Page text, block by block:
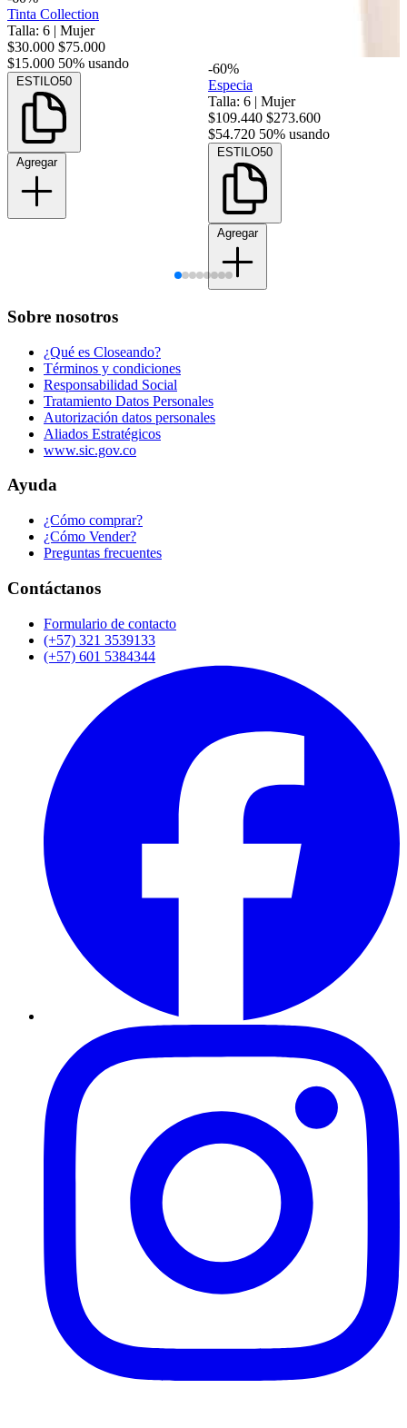
Tinta Collection
Talla: 6 | Mujer
$30.000 $75.000
$15.000 50% usando
ESTILO50
Agregar
-60%
Especia
Talla: 6 | Mujer
$109.440 $273.600
$54.720 50% usando
ESTILO50
Agregar
Sobre nosotros
¿Qué es Closeando?
Términos y condiciones
Responsabilidad Social
Tratamiento Datos Personales
Autorización datos personales
Aliados Estratégicos
www.sic.gov.co
Ayuda
¿Cómo comprar?
¿Cómo Vender?
Preguntas frecuentes
Contáctanos
Formulario de contacto
(+57) 321 3539133
(+57) 601 5384344